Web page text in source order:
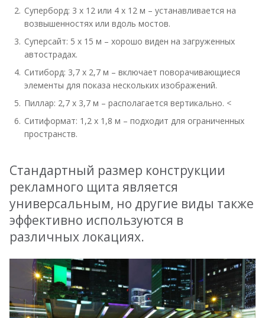
Суперборд: 3 х 12 или 4 х 12 м – устанавливается на
возвышенностях или вдоль мостов.
Суперсайт: 5 х 15 м – хорошо виден на загруженных
автострадах.
Ситиборд: 3,7 х 2,7 м – включает поворачивающиеся
элементы для показа нескольких изображений.
Пиллар: 2,7 х 3,7 м – располагается вертикально. <
Ситиформат: 1,2 х 1,8 м – подходит для ограниченных
пространств.
Стандартный размер конструкции
рекламного щита является
универсальным, но другие виды также
эффективно используются в
различных локациях.